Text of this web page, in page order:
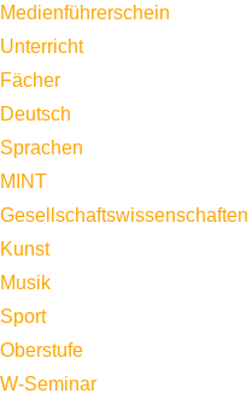
Medienführerschein
Unterricht
Fächer
Deutsch
Sprachen
MINT
Gesellschaftswissenschaften
Kunst
Musik
Sport
Oberstufe
W-Seminar